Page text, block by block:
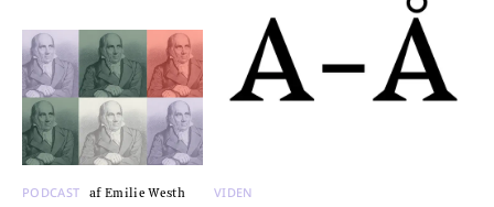
PODCAST
af Emilie Westh
VIDEN